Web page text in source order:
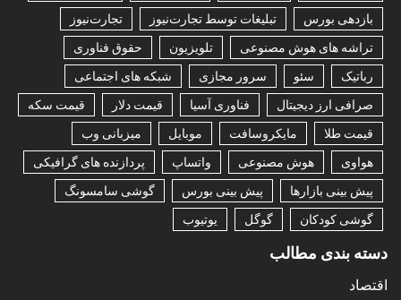
بازدهی بورس
تبلیغات توسط تجارت‌نیوز
تجارت‌نیوز
تراشه های هوش مصنوعی
تلویزیون
حقوق فناوری
رباتیک
سئو سرور مجازی
شبکه های اجتماعی
صرافی ارز دیجیتال
فناوری آسیا قیمت دلار
قیمت سکه
قیمت طلا
مایکروسافت موبایل
میزبانی وب
هواوی
هوش مصنوعی واتساپ
پردازنده های گرافیکی
پیش بینی بازارها
پیش بینی بورس
گوشی سامسونگ
گوشی کودکان
گوگل یوتیوب
دسته بندی مطالب
اقتصاد